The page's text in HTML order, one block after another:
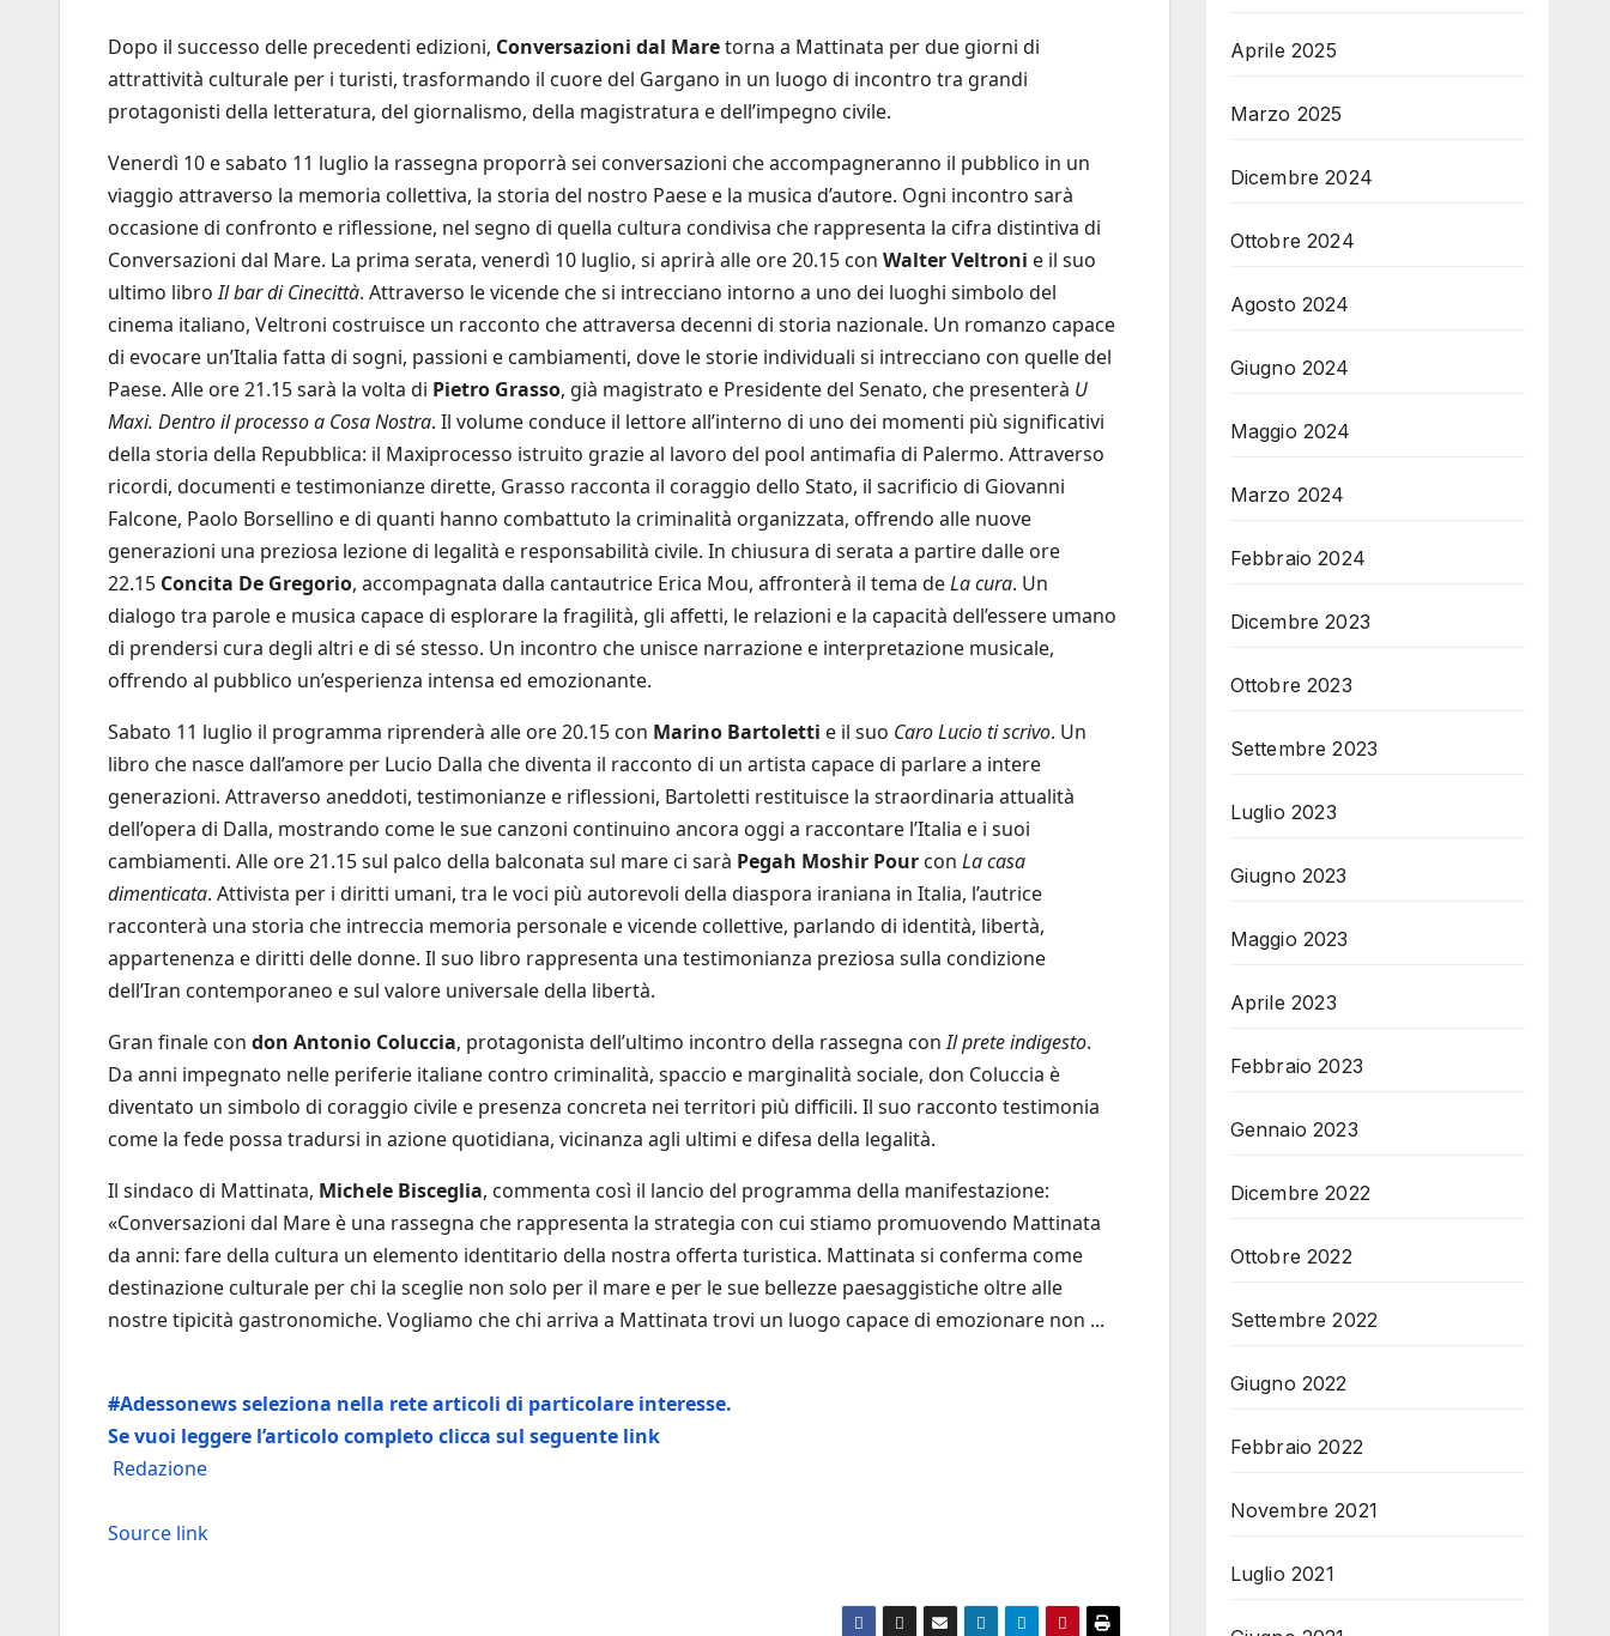
Dopo il successo delle precedenti edizioni, Conversazioni dal Maretorna a Mattinata per due giorni di
attrattività culturale per i turisti, trasformando il cuore del Gargano in un luogo di incontro tra grandi
protagonisti della letteratura, del giornalismo, della magistratura e dell’impegno civile.
Venerdì 10 e sabato 11 luglio la rassegna proporrà sei conversazioni che accompagneranno il pubblico in un
viaggio attraverso la memoria collettiva, la storia del nostro Paese e la musica d’autore. Ogni incontro sarà
occasione di confronto e riflessione, nel segno di quella cultura condivisa che rappresenta la cifra distintiva di
Conversazioni dal Mare. La prima serata, venerdì 10 luglio, si aprirà alle ore 20.15 con Walter Veltroni e il suo
ultimo libroIl bar di Cinecittà. Attraverso le vicende che si intrecciano intorno a uno dei luoghi simbolo del
cinema italiano, Veltroni costruisce un racconto che attraversa decenni di storia nazionale. Un romanzo capace
di evocare un’Italia fatta di sogni, passioni e cambiamenti, dove le storie individuali si intrecciano con quelle del
Paese. Alle ore 21.15 sarà la volta di Pietro Grasso, già magistrato e Presidente del Senato, che presenterà U
Maxi. Dentro il processo a Cosa Nostra. Il volume conduce il lettore all’interno di uno dei momenti più significativi
della storia della Repubblica: il Maxiprocesso istruito grazie al lavoro del pool antimafia di Palermo. Attraverso
ricordi, documenti e testimonianze dirette, Grasso racconta il coraggio dello Stato, il sacrificio di Giovanni
Falcone, Paolo Borsellino e di quanti hanno combattuto la criminalità organizzata, offrendo alle nuove
generazioni una preziosa lezione di legalità e responsabilità civile. In chiusura di serata a partire dalle ore
22.15 Concita De Gregorio, accompagnata dalla cantautrice Erica Mou, affronterà il tema deLa cura. Un
dialogo tra parole e musica capace di esplorare la fragilità, gli affetti, le relazioni e la capacità dell’essere umano
di prendersi cura degli altri e di sé stesso. Un incontro che unisce narrazione e interpretazione musicale,
offrendo al pubblico un’esperienza intensa ed emozionante.
Sabato 11 luglio il programma riprenderà alle ore 20.15 con Marino Bartoletti e il suo Caro Lucio ti scrivo. Un
libro che nasce dall’amore per Lucio Dalla che diventa il racconto di un artista capace di parlare a intere
generazioni. Attraverso aneddoti, testimonianze e riflessioni, Bartoletti restituisce la straordinaria attualità
dell’opera di Dalla, mostrando come le sue canzoni continuino ancora oggi a raccontare l’Italia e i suoi
cambiamenti. Alle ore 21.15 sul palco della balconata sul mare ci sarà Pegah Moshir Pour con La casa
dimenticata. Attivista per i diritti umani, tra le voci più autorevoli della diaspora iraniana in Italia, l’autrice
racconterà una storia che intreccia memoria personale e vicende collettive, parlando di identità, libertà,
appartenenza e diritti delle donne. Il suo libro rappresenta una testimonianza preziosa sulla condizione
dell’Iran contemporaneo e sul valore universale della libertà.
Gran finale con don Antonio Coluccia, protagonista dell’ultimo incontro della rassegna conIl prete indigesto.
Da anni impegnato nelle periferie italiane contro criminalità, spaccio e marginalità sociale, don Coluccia è
diventato un simbolo di coraggio civile e presenza concreta nei territori più difficili. Il suo racconto testimonia
come la fede possa tradursi in azione quotidiana, vicinanza agli ultimi e difesa della legalità.
Il sindaco di Mattinata, Michele Bisceglia, commenta così il lancio del programma della manifestazione:
«Conversazioni dal Mare è una rassegna che rappresenta la strategia con cui stiamo promuovendo Mattinata
da anni: fare della cultura un elemento identitario della nostra offerta turistica. Mattinata si conferma come
destinazione culturale per chi la sceglie non solo per il mare e per le sue bellezze paesaggistiche oltre alle
nostre tipicità gastronomiche. Vogliamo che chi arriva a Mattinata trovi un luogo capace di emozionare non ...
#Adessonews seleziona nella rete articoli di particolare interesse.
Se vuoi leggere l’articolo completo clicca sul seguente link
Redazione
Source link
Aprile 2025
Marzo 2025
Dicembre 2024
Ottobre 2024
Agosto 2024
Giugno 2024
Maggio 2024
Marzo 2024
Febbraio 2024
Dicembre 2023
Ottobre 2023
Settembre 2023
Luglio 2023
Giugno 2023
Maggio 2023
Aprile 2023
Febbraio 2023
Gennaio 2023
Dicembre 2022
Ottobre 2022
Settembre 2022
Giugno 2022
Febbraio 2022
Novembre 2021
Luglio 2021